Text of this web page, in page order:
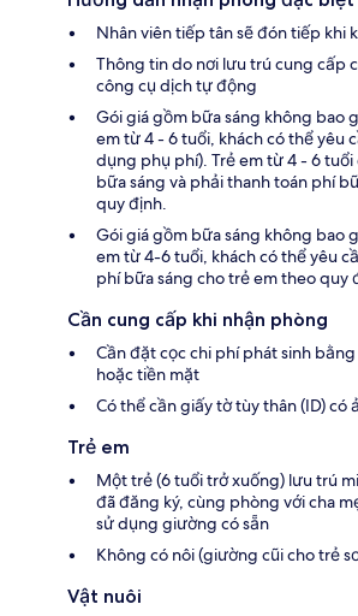
Nhân viên tiếp tân sẽ đón tiếp khi
Thông tin do nơi lưu trú cung cấp
công cụ dịch tự động
Gói giá gồm bữa sáng không bao
em từ 4 - 6 tuổi, khách có thể yêu
dụng phụ phí). Trẻ em từ 4 - 6
bữa sáng và phải thanh toán phí
quy định.
Gói giá gồm bữa sáng không bao
em từ 4-6 tuổi, khách có thể yêu
phí bữa sáng cho trẻ em theo quy
Cần cung cấp khi nhận phòng
Cần đặt cọc chi phí phát sinh
hoặc tiền mặt
Có thể cần giấy tờ tùy thân (ID) có
Trẻ em
Một trẻ (6 tuổi trở xuống) lưu trú
đã đăng ký, cùng phòng với cha
sử dụng giường có sẵn
Không có nôi (giường cũi cho trẻ
Vật nuôi